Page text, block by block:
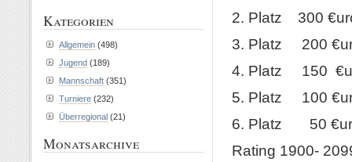
2. Platz 300
3. Platz 200
4. Platz 150
5. Platz 100
6. Platz 50
Rating 1900-
Kategorien
Allgemein (498)
Jugend (189)
Mannschaft (351)
Turniere (232)
Überregional (21)
Monatsarchive